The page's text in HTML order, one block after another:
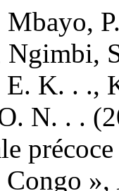
K. . .,
N. . .
»,